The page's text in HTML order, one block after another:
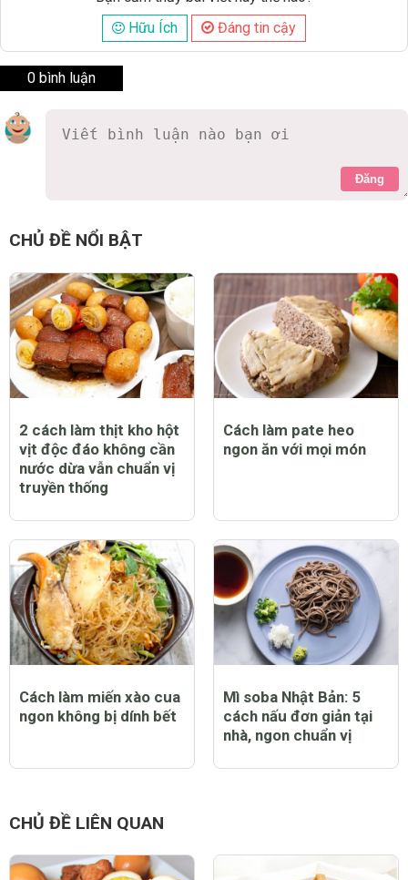
Hữu Ích
Đáng tin cậy
0 bình luận
Đăng
CHỦ ĐỀ NỔI BẬT
2 cách làm thịt kho hột
vịt độc đáo không cần
nước dừa vẫn chuẩn vị
truyền thống
Cách làm pate heo
ngon ăn với mọi món
Cách làm miến xào cua
ngon không bị dính bết
Mì soba Nhật Bản: 5
cách nấu đơn giản tại
nhà, ngon chuẩn vị
CHỦ ĐỀ LIÊN QUAN